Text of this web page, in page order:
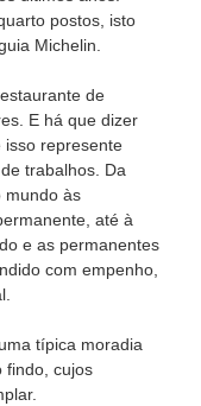
postos, isto
Michelin.
de
E há que dizer
isso represente
trabalhos. Da
mundo às
até à
e as permanentes
com empenho,
típica moradia
findo, cujos